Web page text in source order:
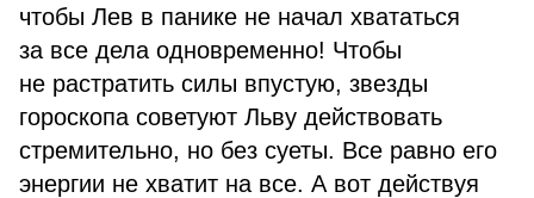
чтобы Лев в панике не начал хвататься
за все дела одновременно! Чтобы
не растратить силы впустую, звезды
гороскопа советуют Льву действовать
стремительно, но без суеты. Все равно его
энергии не хватит на все. А вот действуя